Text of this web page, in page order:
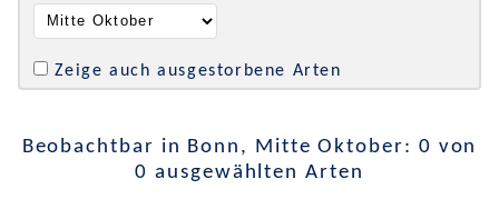
Zeige auch ausgestorbene Arten
Beobachtbar in Bonn, Mitte Oktober: 0 von
0 ausgewählten Arten